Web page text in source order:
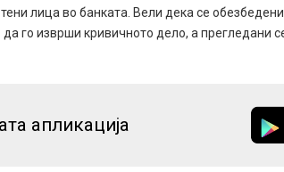
лица во банката. Вели дека се
го изврши кривичното дело, а прегледани
апликација